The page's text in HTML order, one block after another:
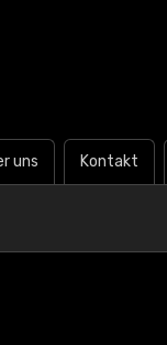
uns Kontakt